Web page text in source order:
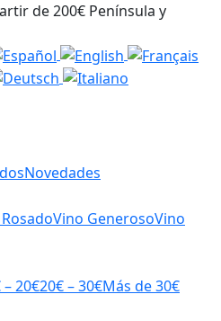
de 200€ Península y
Novedades
Vino GenerosoVino
– 20€20€ – 30€Más de 30€